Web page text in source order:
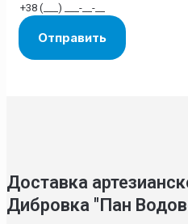
Доставка
Дибровка "Пан